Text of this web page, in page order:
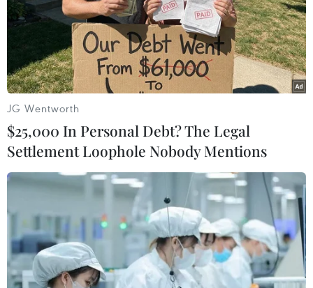
#Bạo lực súng đạn #Xả súng
#Thiệt mạng
#Vũ khí Mỹ
Theo dõi VietnamPlus
JG Wentworth
$25,000 In Personal Debt? The Legal
Settlement Loophole Nobody Mentions